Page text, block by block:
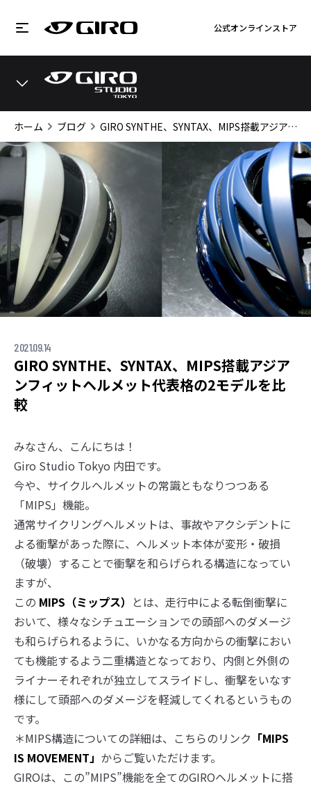
公式オンラインストア
ホーム ブログ GIRO SYNTHE、SYNTAX、MIPS搭載アジアンフィットヘルメット代表格の2モデルを比較
2021.09.14
GIRO SYNTHE、SYNTAX、MIPS搭載アジア
ンフィットヘルメット代表格の2モデルを比
較
みなさん、こんにちは！
Giro Studio Tokyo 内田です。
今や、サイクルヘルメットの常識ともなりつつある
「MIPS」機能。
通常サイクリングヘルメットは、事故やアクシデントに
よる衝撃があった際に、ヘルメット本体が変形・破損
（破壊）することで衝撃を和らげられる構造になってい
ますが、
この MIPS（ミップス） とは、走行中による転倒衝撃に
おいて、様々なシチュエーションでの頭部へのダメージ
も和らげられるように、いかなる方向からの衝撃におい
ても機能するよう二重構造となっており、内側と外側の
ライナーそれぞれが独立してスライドし、衝撃をいなす
様にして頭部へのダメージを軽減してくれるというもの
です。
＊MIPS構造についての詳細は、こちらのリンク 「MIPS
IS MOVEMENT」 からご覧いただけます。
GIROは、この”MIPS”機能を全てのGIROヘルメットに搭